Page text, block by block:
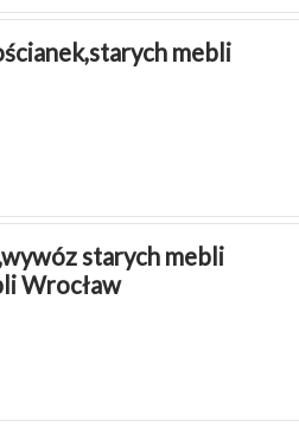
mebli
starych mebli
Wrocław